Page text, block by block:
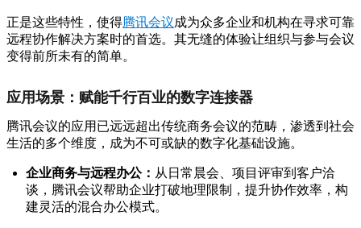
正是这些特性，使得腾讯会议成为众多企业和机构在寻求可靠
远程协作解决方案时的首选。其无缝的体验让组织与参与会议
变得前所未有的简单。
应用场景：赋能千行百业的数字连接器
腾讯会议的应用已远远超出传统商务会议的范畴，渗透到社会
生活的多个维度，成为不可或缺的数字化基础设施。
企业商务与远程办公： 从日常晨会、项目评审到客户洽
谈，腾讯会议帮助企业打破地理限制，提升协作效率，构
建灵活的混合办公模式。